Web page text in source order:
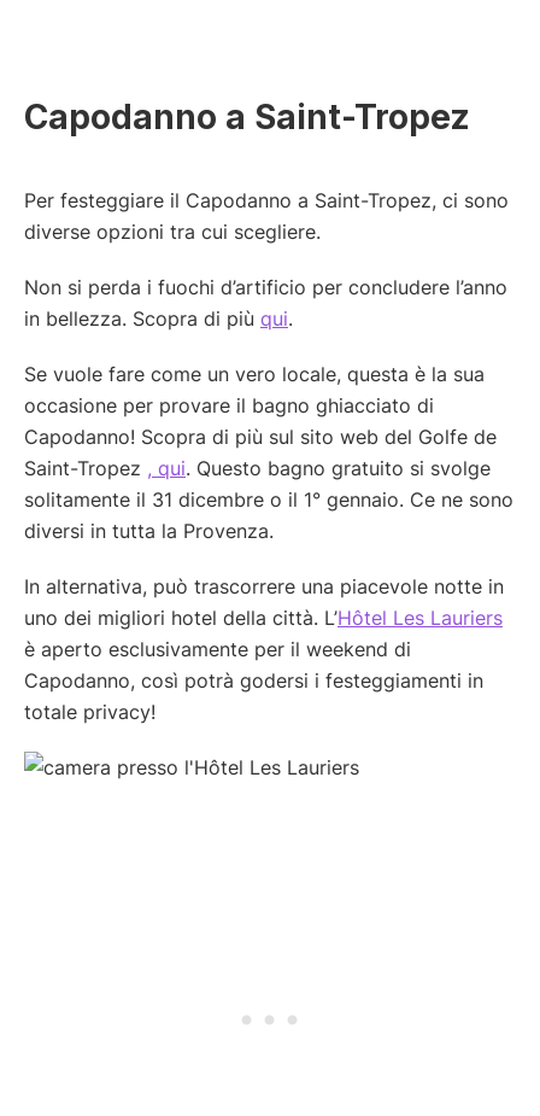
Capodanno a Saint-Tropez
Per festeggiare il Capodanno a Saint-Tropez, ci sono
diverse opzioni tra cui scegliere.
Non si perda i fuochi d’artificio per concludere l’anno
in bellezza. Scopra di più qui.
Se vuole fare come un vero locale, questa è la sua
occasione per provare il bagno ghiacciato di
Capodanno! Scopra di più sul sito web del Golfe de
Saint-Tropez , qui. Questo bagno gratuito si svolge
solitamente il 31 dicembre o il 1° gennaio. Ce ne sono
diversi in tutta la Provenza.
In alternativa, può trascorrere una piacevole notte in
uno dei migliori hotel della città. L’Hôtel Les Lauriers
è aperto esclusivamente per il weekend di
Capodanno, così potrà godersi i festeggiamenti in
totale privacy!